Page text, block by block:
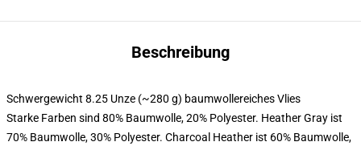
Beschreibung
Schwergewicht 8.25 Unze (~280 g) baumwollereiches Vlies
Starke Farben sind 80% Baumwolle, 20% Polyester. Heather Gray ist
70% Baumwolle, 30% Polyester. Charcoal Heather ist 60% Baumwolle,